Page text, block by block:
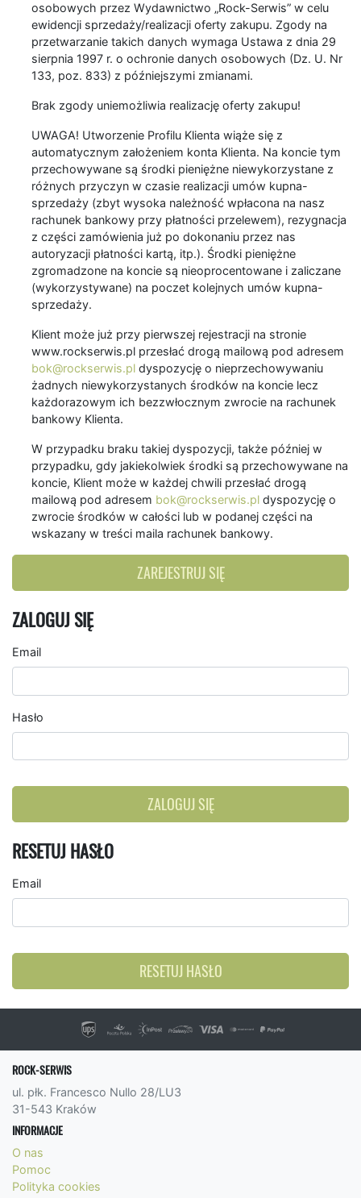
osobowych przez Wydawnictwo „Rock-Serwis” w celu
ewidencji sprzedaży/realizacji oferty zakupu. Zgody na
przetwarzanie takich danych wymaga Ustawa z dnia 29
sierpnia 1997 r. o ochronie danych osobowych (Dz. U. Nr
133, poz. 833) z późniejszymi zmianami.
Brak zgody uniemożliwia realizację oferty zakupu!
UWAGA! Utworzenie Profilu Klienta wiąże się z
automatycznym założeniem konta Klienta. Na koncie tym
przechowywane są środki pieniężne niewykorzystane z
różnych przyczyn w czasie realizacji umów kupna-
sprzedaży (zbyt wysoka należność wpłacona na nasz
rachunek bankowy przy płatności przelewem), rezygnacja
z części zamówienia już po dokonaniu przez nas
autoryzacji płatności kartą, itp.). Środki pieniężne
zgromadzone na koncie są nieoprocentowane i zaliczane
(wykorzystywane) na poczet kolejnych umów kupna-
sprzedaży.
Klient może już przy pierwszej rejestracji na stronie
www.rockserwis.pl przesłać drogą mailową pod adresem
bok@rockserwis.pl dyspozycję o nieprzechowywaniu
żadnych niewykorzystanych środków na koncie lecz
każdorazowym ich bezzwłocznym zwrocie na rachunek
bankowy Klienta.
W przypadku braku takiej dyspozycji, także później w
przypadku, gdy jakiekolwiek środki są przechowywane na
koncie, Klient może w każdej chwili przesłać drogą
mailową pod adresem bok@rockserwis.pl dyspozycję o
zwrocie środków w całości lub w podanej części na
wskazany w treści maila rachunek bankowy.
ZAREJESTRUJ SIĘ
ZALOGUJ SIĘ
Email
Hasło
ZALOGUJ SIĘ
RESETUJ HASŁO
Email
RESETUJ HASŁO
ROCK-SERWIS
ul. płk. Francesco Nullo 28/LU3
31-543 Kraków
INFORMACJE
O nas
Pomoc
Polityka cookies